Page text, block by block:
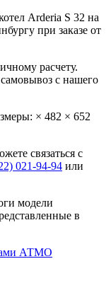
Arderia S 32 на
при заказе от
расчету.
с нашего
× 482 × 652
связаться с
021-94-94 или
модели
в
АТМО